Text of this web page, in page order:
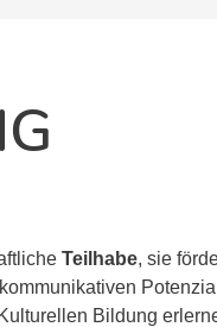
Teilhabe, sie
Bildung